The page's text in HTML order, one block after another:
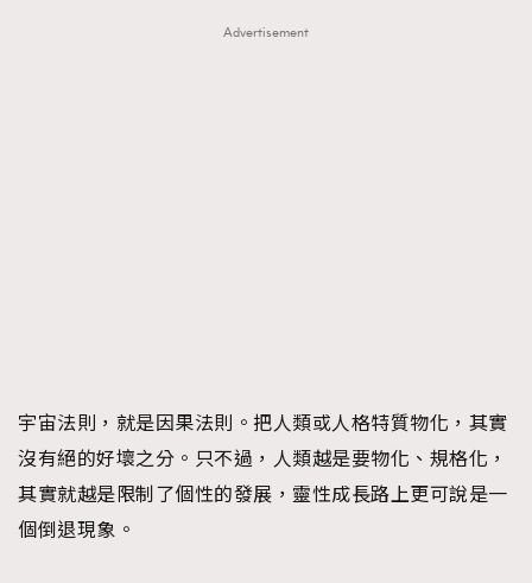
Advertisement
宇宙法則，就是因果法則。把人類或人格特質物化，其實
沒有絕的好壞之分。只不過，人類越是要物化、規格化，
其實就越是限制了個性的發展，靈性成長路上更可說是一
個倒退現象。